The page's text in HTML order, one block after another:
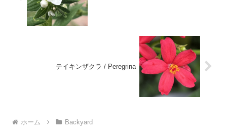
テイキンザクラ / Peregrina
ホーム Backyard